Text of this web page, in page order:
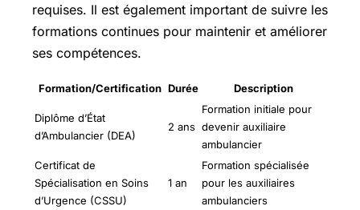
requises. Il est également important de suivre les
formations continues pour maintenir et améliorer
ses compétences.
Formation/Certification Durée Description
Diplôme d’État
d’Ambulancier (DEA)
2 ans
Formation initiale pour
devenir auxiliaire
ambulancier
Certificat de
Spécialisation en Soins
d’Urgence (CSSU)
1 an
Formation spécialisée
pour les auxiliaires
ambulanciers